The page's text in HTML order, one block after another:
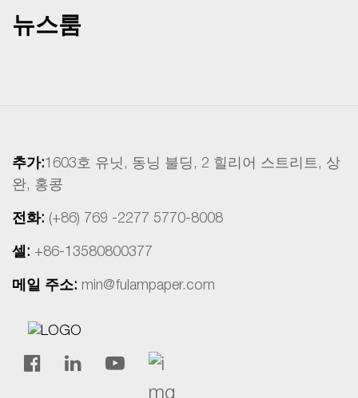
뉴스룸
추가:1603호 유닛, 동닝 불딩, 2 힐리어 스트리트, 상
완, 홍콩
전화: (+86) 769 -2277 5770-8008
셀: +86-13580800377
메일 주소: min@fulampaper.com